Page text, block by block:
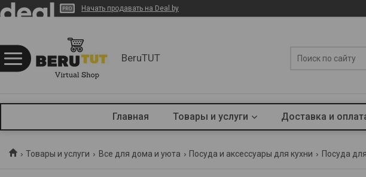
Начать продавать на Deal.by
BeruTUT
Главная Товары и услуги Доставка и
Товары и услуги Все для дома и уюта Посуда и аксессуары для кухни Посуда